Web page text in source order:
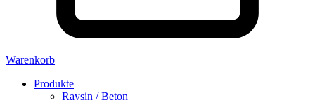
Warenkorb
Produkte
Raysin / Beton